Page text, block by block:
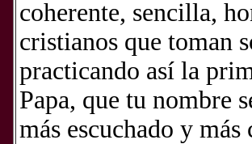
coherente, sencilla,
cristianos que toman
practicando así la
Papa, que tu nombre
más escuchado y más